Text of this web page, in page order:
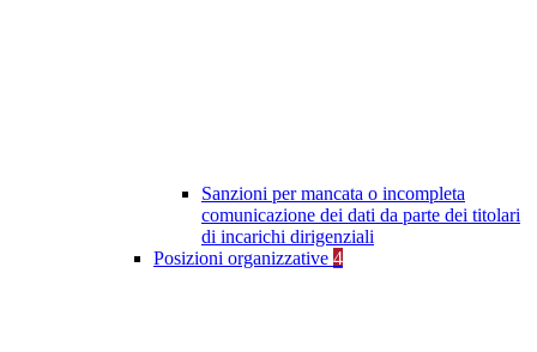
Sanzioni per mancata o incompleta
comunicazione dei dati da parte dei titolari
di incarichi dirigenziali
Posizioni organizzative 4